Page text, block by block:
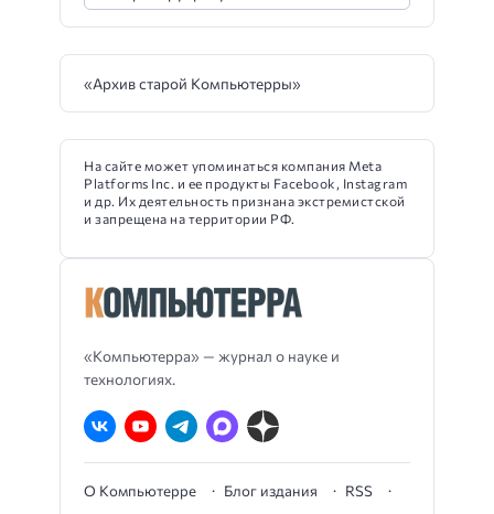
«Компьютерра» — журнал о науке и
технологиях.
О Компьютерре Блог издания
RSS
«Архив старой Компьютерры»
На сайте может упоминаться компания Meta
Platforms Inc. и ее продукты Facebook, Instagram
и др. Их деятельность признана экстремистской
и запрещена на территории РФ.